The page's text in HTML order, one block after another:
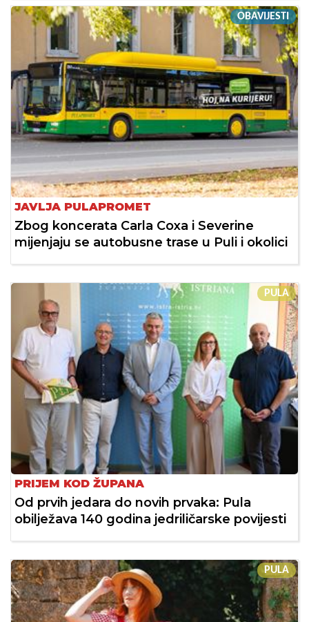
OBAVIJESTI
JAVLJA PULAPROMET
Zbog koncerata Carla Coxa i Severine
mijenjaju se autobusne trase u Puli i okolici
PULA
PRIJEM KOD ŽUPANA
Od prvih jedara do novih prvaka: Pula
obilježava 140 godina jedriličarske povijesti
PULA